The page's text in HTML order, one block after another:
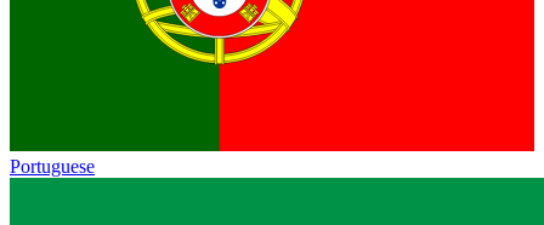
Portuguese